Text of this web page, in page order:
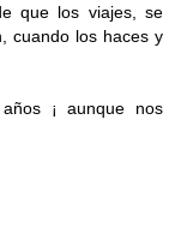
que los viajes, se
cuando los haces y
¡ aunque nos